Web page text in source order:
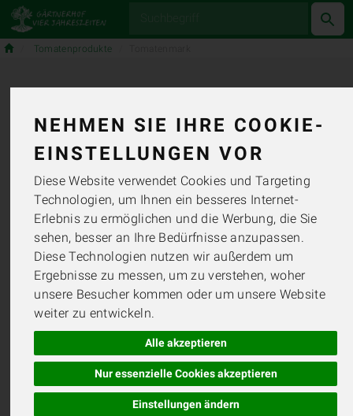
NEHMEN SIE IHRE COOKIE-
EINSTELLUNGEN VOR
Diese Website verwendet Cookies und Targeting
Technologien, um Ihnen ein besseres Internet-
Erlebnis zu ermöglichen und die Werbung, die Sie
sehen, besser an Ihre Bedürfnisse anzupassen.
Diese Technologien nutzen wir außerdem um
Ergebnisse zu messen, um zu verstehen, woher
unsere Besucher kommen oder um unsere Website
weiter zu entwickeln.
Alle akzeptieren
Nur essenzielle Cookies akzeptieren
Einstellungen ändern
Tomatenprodukte
HERSTELLER ERNÄHRUNG
ALLERGENE